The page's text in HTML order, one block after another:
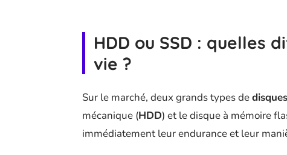
HDD ou SSD : quelles
vie ?
Sur le marché, deux grands types de
mécanique (HDD) et le disque à mémoire
immédiatement leur endurance et leur